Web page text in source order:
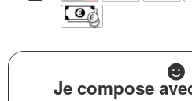
Je compose